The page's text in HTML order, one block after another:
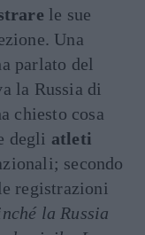
le sue
Una
parlato del
la Russia di
chiesto cosa
degli atleti
secondo
registrazioni
la Russia